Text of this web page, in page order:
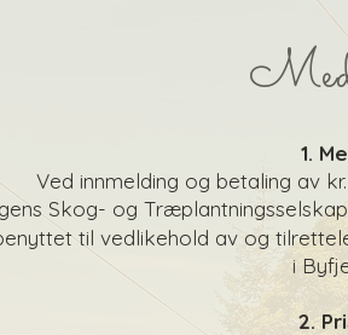
1.
Ved innmelding og betaling av
Skog- og
til vedlikehold av og
i
2.